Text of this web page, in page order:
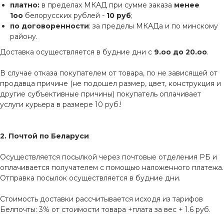
платно: в пределах МКАД при сумме заказа менее
1оо белорусских рублей - 10 руб;
по договоренности: за пределы МКАДа и по минскому
району.
Доставка осуществляется в будние дни с 9.оо до 20.оо.
В случае отказа покупателем от товара, по не зависящей от
продавца причине (не подошел размер, цвет, конструкция и
другие субъективные причины) покупатель оплачивает
услуги курьера в размере 10 руб.!
2. Почтой по Беларуси
Осуществляется посылкой через почтовые отделения РБ и
оплачивается получателем с помощью наложенного платежа.
Отправка посылок осуществляется в будние дни.
Стоимость доставки рассчитывается исходя из тарифов
Белпочты: 3% от стоимости товара +плата за вес + 1.6 руб.